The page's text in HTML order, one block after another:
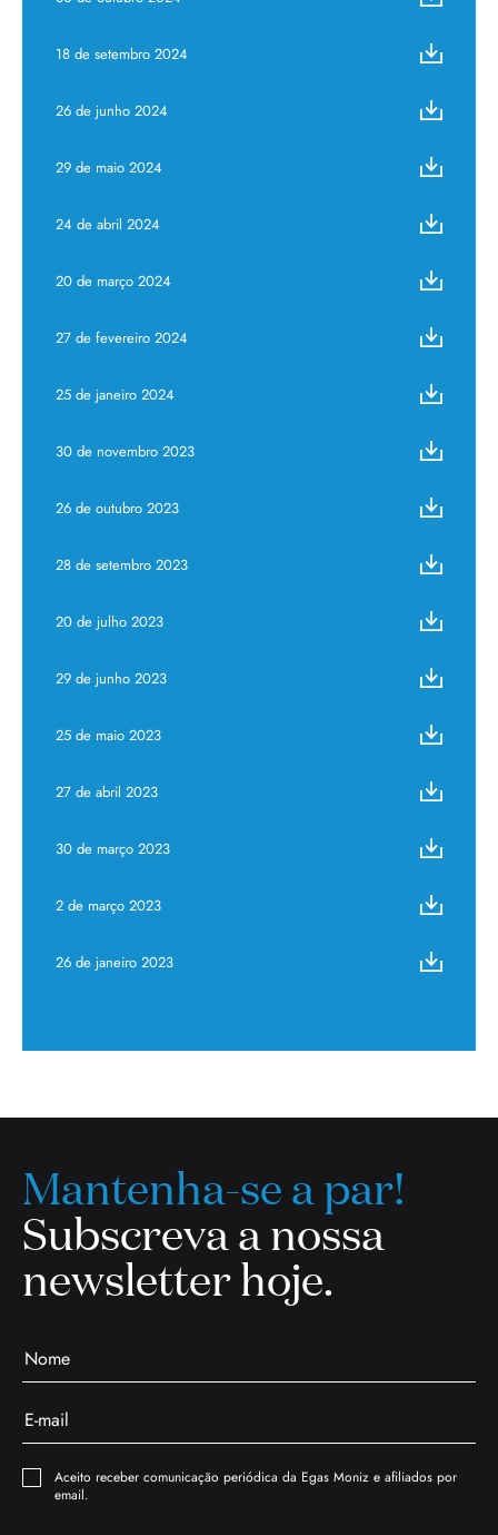
18 de setembro 2024
26 de junho 2024
29 de maio 2024
24 de abril 2024
20 de março 2024
27 de fevereiro 2024
25 de janeiro 2024
30 de novembro 2023
26 de outubro 2023
28 de setembro 2023
20 de julho 2023
29 de junho 2023
25 de maio 2023
27 de abril 2023
30 de março 2023
2 de março 2023
26 de janeiro 2023
Mantenha-se a par!
Subscreva a nossa
newsletter hoje.
Aceito receber comunicação periódica da Egas Moniz e afiliados por
email.